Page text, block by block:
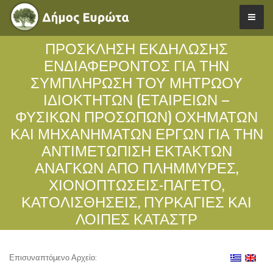
ΠΡΌΣΚΛΗΣΗ ΕΚΔΉΛΩΣΗΣ
ΕΝΔΙΑΦΈΡΟΝΤΟΣ ΓΙΑ ΤΗΝ
ΣΥΜΠΛΉΡΩΣΗ ΤΟΥ ΜΗΤΡΏΟΥ
ΙΔΙΟΚΤΗΤΏΝ (ΕΤΑΙΡΕΙΏΝ –
ΦΥΣΙΚΏΝ ΠΡΟΣΏΠΩΝ) ΟΧΗΜΆΤΩΝ
ΚΑΙ ΜΗΧΑΝΗΜΆΤΩΝ ΈΡΓΩΝ ΓΙΑ ΤΗΝ
ΑΝΤΙΜΕΤΏΠΙΣΗ ΕΚΤΆΚΤΩΝ
ΑΝΑΓΚΏΝ ΑΠΌ ΠΛΗΜΜΎΡΕΣ,
ΧΙΟΝΟΠΤΏΣΕΙΣ-ΠΑΓΕΤΌ,
ΚΑΤΟΛΙΣΘΉΣΕΙΣ, ΠΥΡΚΑΓΙΈΣ ΚΑΙ
ΛΟΙΠΈΣ ΚΑΤΑΣΤΡ
Επισυναπτόμενο Αρχείο: